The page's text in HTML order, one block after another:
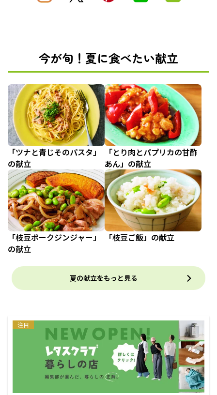
今が旬！夏に食べたい献立
「ツナと青じそのパスタ」
の献立
「とり肉とパプリカの甘酢
あん」の献立
「枝豆ポークジンジャー」
の献立
「枝豆ご飯」の献立
夏の献立をもっと見る
注目